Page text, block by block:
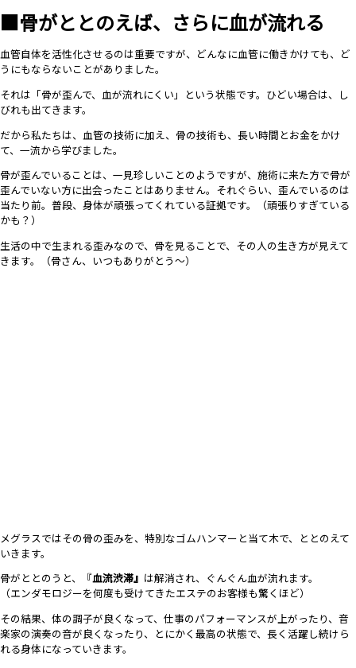
■骨がととのえば、さらに血が流れる
血管自体を活性化させるのは重要ですが、どんなに血管に働きかけても、ど
うにもならないことがありました。
それは「骨が歪んで、血が流れにくい」という状態です。ひどい場合は、し
びれも出てきます。
だから私たちは、血管の技術に加え、骨の技術も、長い時間とお金をかけ
て、一流から学びました。
骨が歪んでいることは、一見珍しいことのようですが、施術に来た方で骨が
歪んでいない方に出会ったことはありません。それぐらい、歪んでいるのは
当たり前。普段、身体が頑張ってくれている証拠です。（頑張りすぎている
かも？）
生活の中で生まれる歪みなので、骨を見ることで、その人の生き方が見えて
きます。（骨さん、いつもありがとう〜）
メグラスではその骨の歪みを、特別なゴムハンマーと当て木で、ととのえて
いきます。
骨がととのうと、『血流渋滞』 は解消され、ぐんぐん血が流れます。
（エンダモロジーを何度も受けてきたエステのお客様も驚くほど）
その結果、体の調子が良くなって、仕事のパフォーマンスが上がったり、音
楽家の演奏の音が良くなったり、とにかく最高の状態で、長く活躍し続けら
れる身体になっていきます。